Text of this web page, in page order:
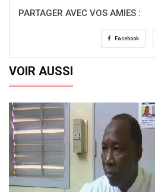
PARTAGER AVEC VOS AMIES :
Facebook
VOIR AUSSI